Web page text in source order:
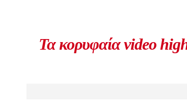
Τα κορυφαία video